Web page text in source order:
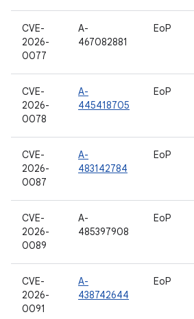
CVE-
2026-
0077
A-
467082881
EoP
CVE-
2026-
0078
A-
445418705
EoP
CVE-
2026-
0087
A-
483142784
EoP
CVE-
2026-
0089
A-
485397908
EoP
CVE-
2026-
0091
A-
438742644
EoP